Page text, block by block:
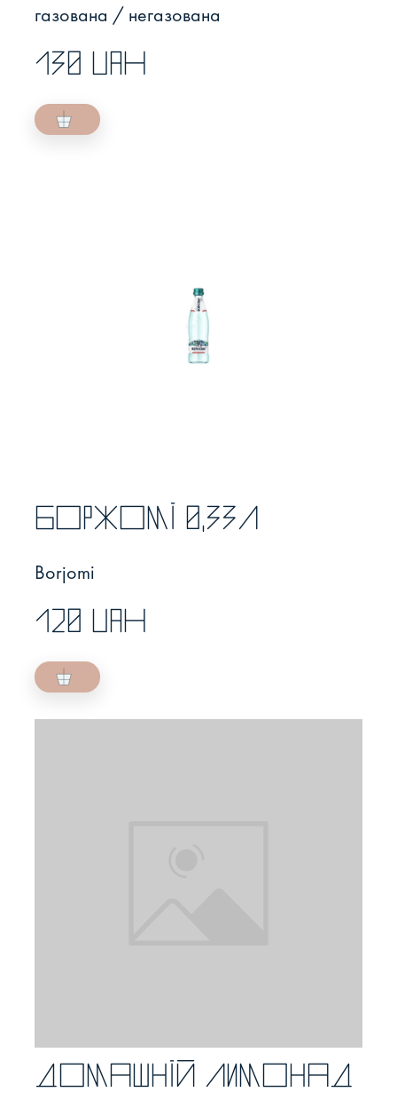
газована / негазована
130 UAH
Боржомі 0,33л
Borjomi
120 UAH
Домашній лимонад